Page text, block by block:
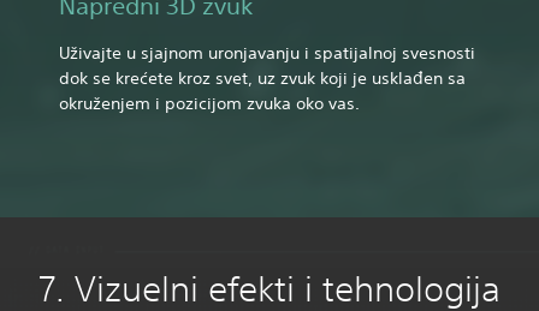
Uživajte u sjajnom uronjavanju i spatijalnoj svesnosti
dok se krećete kroz svet, uz zvuk koji je usklađen sa
okruženjem i pozicijom zvuka oko vas.
7. Vizuelni efekti i tehnologija